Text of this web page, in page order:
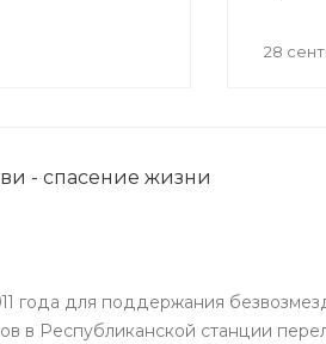
в
28
- спасение жизни
года для поддержания
в Республиканской станции